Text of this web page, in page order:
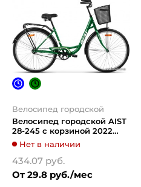
Велосипед городской
Велосипед городской AIST
28-245 с корзиной 2022
(зеленый)
Нет в наличии
434.07 руб.
От 29.8 руб./мес